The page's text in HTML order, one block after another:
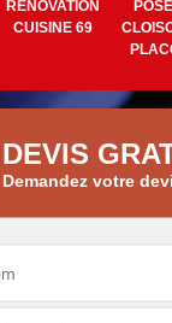
RÉNOVATION
CUISINE 69
Isolation mur
intérieur 69
DEVIS
Demandez votre